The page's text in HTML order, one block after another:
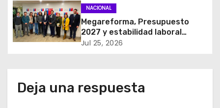
d
e
t
NACIONAL
Megareforma, Presupuesto
2027 y estabilidad laboral
marcan reunión clave entre
Jul 25, 2026
Deja una respuesta